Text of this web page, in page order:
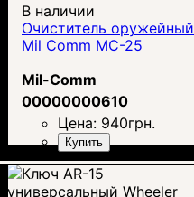
В наличии
Очиститель оружейный
Mil Comm MC-25
Mil-Comm
00000000610
Цена: 940грн.
Купить